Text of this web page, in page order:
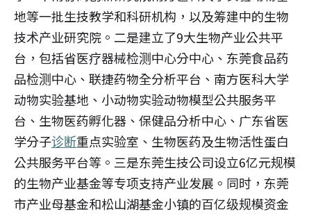
地等一批生技教学和科研机构，以及筹建中的生物
技术产业研究院。二是建立了9大生物产业公共平
台，包括省医疗器械检测中心分中心、东莞食品药
品检测中心、联捷药物全分析平台、南方医科大学
动物实验基地、小动物实验动物模型公共服务平
台、生物医药孵化器、保健品分析中心、广东省医
学分子诊断重点实验室、生物医药及生物活性蛋白
公共服务平台等。三是东莞生技公司设立6亿元规模
的生物产业基金等专项支持产业发展。同时，东莞
市产业母基金和松山湖基金小镇的百亿级规模资金